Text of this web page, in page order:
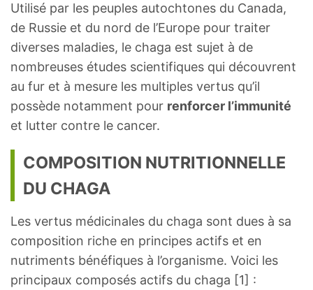
Utilisé par les peuples autochtones du Canada,
de Russie et du nord de l’Europe pour traiter
diverses maladies, le chaga est sujet à de
nombreuses études scientifiques qui découvrent
au fur et à mesure les multiples vertus qu’il
possède notamment pour renforcer l’immunité
et lutter contre le cancer.
COMPOSITION NUTRITIONNELLE
DU CHAGA
Les vertus médicinales du chaga sont dues à sa
composition riche en principes actifs et en
nutriments bénéfiques à l’organisme. Voici les
principaux composés actifs du chaga [1] :